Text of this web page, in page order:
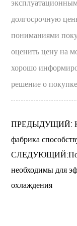
долгосрочную
пониманиями
оценить цену на
хорошо
решение о
ПРЕДЫДУЩИЙ: Как
фабрика
необходимы для
охлаждения